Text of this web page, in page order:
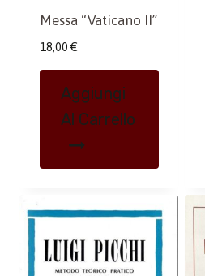
Messa “Vaticano II”
18,00 €
Aggiungi
Al Carrello